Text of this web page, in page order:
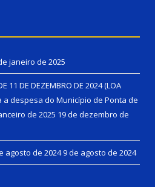
janeiro de 2025
11 DE DEZEMBRO DE 2024 (LOA
a despesa do Município de Ponta de
de 2025 19 de dezembro de
agosto de 20249 de agosto de 2024